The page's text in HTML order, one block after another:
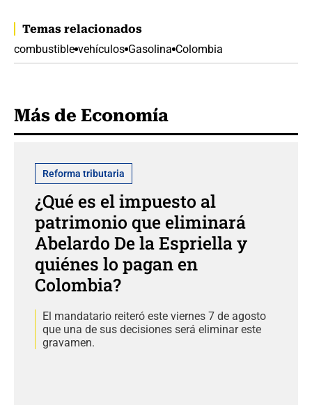
Temas relacionados
combustible vehículos Gasolina Colombia
Más de Economía
Reforma tributaria
¿Qué es el impuesto al
patrimonio que eliminará
Abelardo De la Espriella y
quiénes lo pagan en
Colombia?
El mandatario reiteró este viernes 7 de agosto
que una de sus decisiones será eliminar este
gravamen.